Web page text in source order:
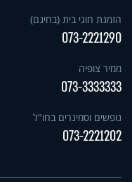
הזמנת חוגי בית (בחינם)
073-2221290
ממיר צופיה
073-3333333
נופשים וסמינרים בחו"ל
073-2221202